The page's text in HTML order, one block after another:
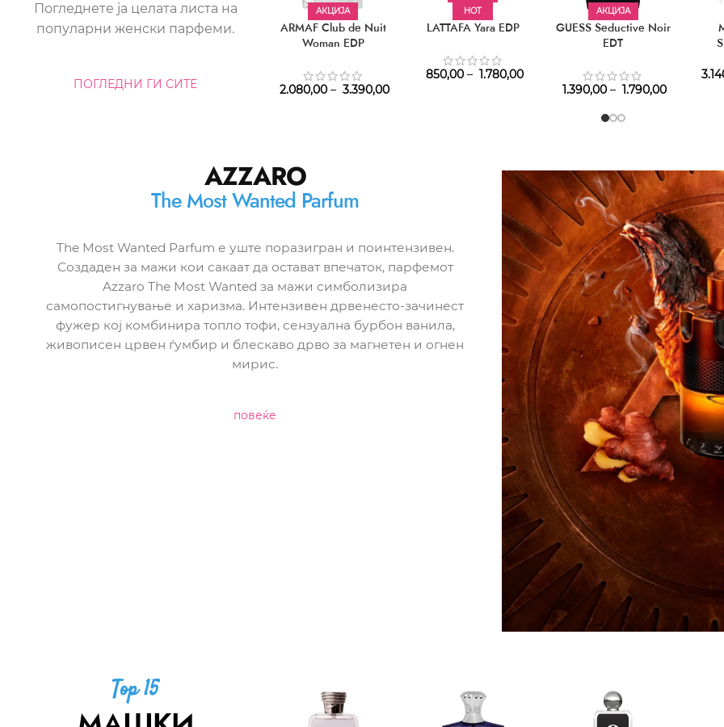
Погледнете ја целата листа на
популарни женски парфеми.
ПОГЛЕДНИ ГИ СИТЕ
АКЦИЈА
ARMAF Club de Nuit
Woman EDP
2.080,00 – 3.390,00
HOT
LATTAFA Yara EDP
850,00 – 1.780,00
АКЦИЈА
GUESS Seductive Noir
EDT
1.390,00 – 1.790,00
AZZARO
The Most Wanted Parfum
The Most Wanted Parfum е уште поразигран и поинтензивен.
Создаден за мажи кои сакаат да остават впечаток, парфемот
Azzaro The Most Wanted за мажи симболизира
самопостигнување и харизма. Интензивен дрвенесто-зачинест
фужер кој комбинира топло тофи, сензуална бурбон ванила,
живописен црвен ѓумбир и блескаво дрво за магнетен и огнен
мирис.
повеќе
Top 15